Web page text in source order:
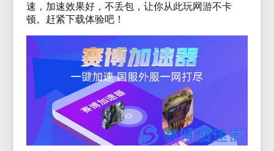
速，加速效果好，不丢包，让你从此玩网游不卡
顿。赶紧下载体验吧！